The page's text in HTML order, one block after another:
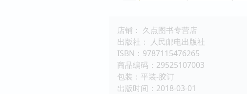
店铺： 久点图书专营店
出版社： 人民邮电出版社
ISBN：9787115476265
商品编码：29525107003
包装：平装-胶订
出版时间：2018-03-01